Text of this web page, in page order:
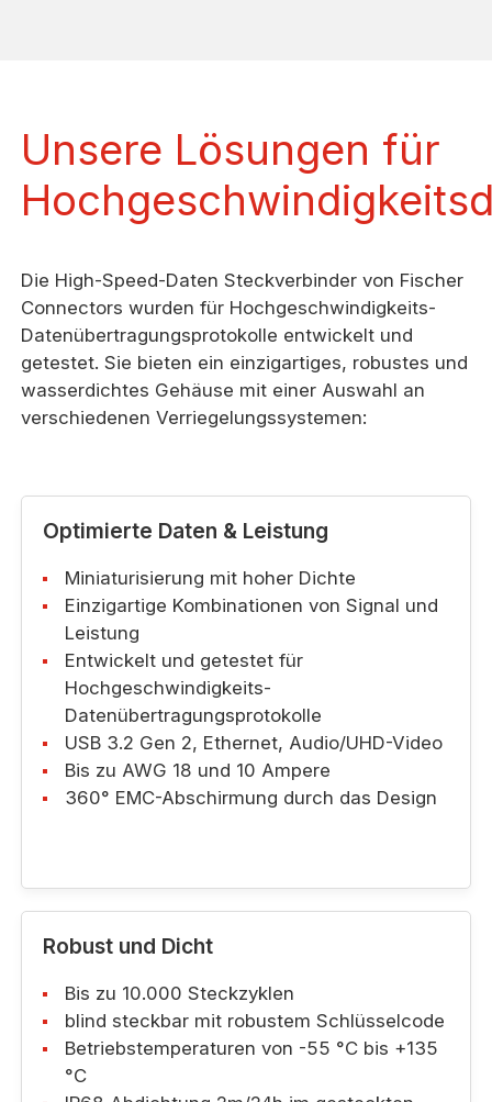
Unsere Lösungen für
Die High-Speed-Daten Steckverbinder von Fischer
Connectors wurden für Hochgeschwindigkeits-
Datenübertragungsprotokolle entwickelt und
getestet. Sie bieten ein einzigartiges, robustes und
wasserdichtes Gehäuse mit einer Auswahl an
verschiedenen Verriegelungssystemen:
Optimierte Daten & Leistung
Miniaturisierung mit hoher Dichte
Einzigartige Kombinationen von Signal und
Leistung
Entwickelt und getestet für
Hochgeschwindigkeits-
Datenübertragungsprotokolle
USB 3.2 Gen 2, Ethernet, Audio/UHD-Video
Bis zu AWG 18 und 10 Ampere
360° EMC-Abschirmung durch das Design
Robust und Dicht
Bis zu 10.000 Steckzyklen
blind steckbar mit robustem Schlüsselcode
Betriebstemperaturen von -55 °C bis +135
°C